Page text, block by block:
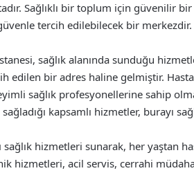
Sağlıklı bir toplum için güvenilir
tercih edilebilecek bir merkezdir.
sağlık alanında sunduğu
edilen bir adres haline gelmiştir.
sağlık profesyonellerine sahip
sağladığı kapsamlı hizmetler, burayı
hizmetleri sunarak, her yaştan
hizmetleri, acil servis, cerrahi